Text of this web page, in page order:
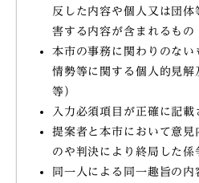
反した内容や個人又は団
害する内容が含まれるもの
本市の事務に関わりのな
情勢等に関する個人的見
等）
入力必須項目が正確に記
提案者と本市において意見
のや判決により終局した係
同一人による同一趣旨の